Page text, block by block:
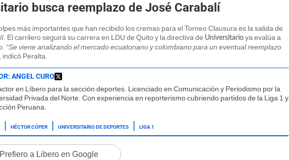
busca reemplazo de José Carabalí
más importantes que han recibido los cremas para el Torneo Clausura es la salida de
. El carrilero seguirá su carrera en LDU de Quito y la directiva de Universitario ya evalúa a
“Se viene analizando el mercado ecuatoriano y colombiano para un eventual reemplazo
, indicó Peralta.
ANGEL CURO
en Líbero para la sección deportes. Licenciado en Comunicación y Periodismo por la
Privada del Norte. Con experiencia en reporterismo cubriendo partidos de la Liga 1 y
Peruana.
HÉCTOR CÚPER UNIVERSITARIO DE DEPORTES LIGA 1
Prefiero a Libero en Google